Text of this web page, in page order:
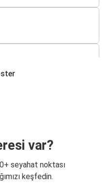
var?
seyahat noktası
keşfedin.